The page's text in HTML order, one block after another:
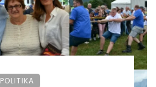
POLITIKA